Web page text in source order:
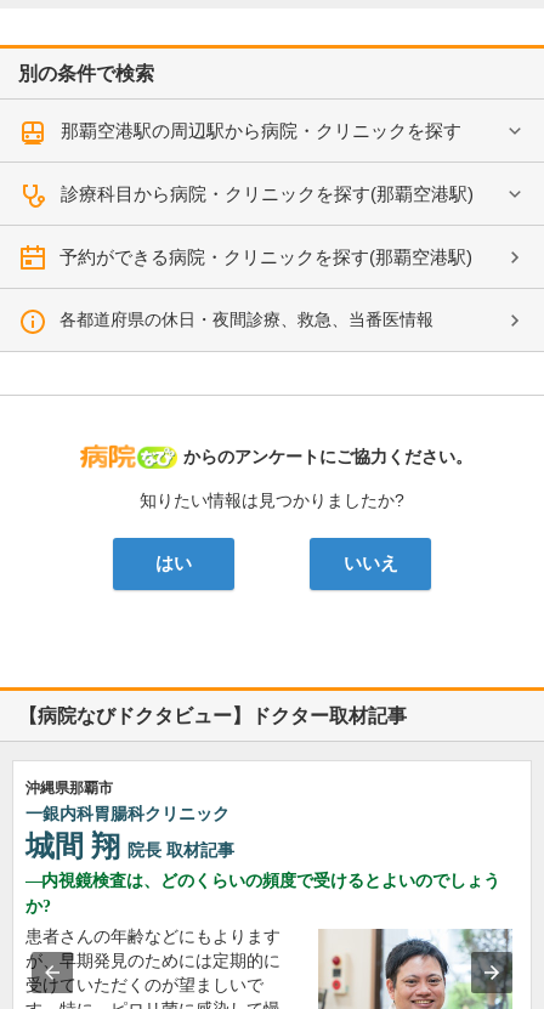
別の条件で検索
那覇空港駅の周辺駅から病院・クリニックを探す
診療科目から病院・クリニックを探す(那覇空港駅)
予約ができる病院・クリニックを探す(那覇空港駅)
各都道府県の休日・夜間診療、救急、当番医情報
病院なび
からのアンケートにご協力ください。
知りたい情報は見つかりましたか?
はい いいえ
【病院なびドクタビュー】ドクター取材記事
沖縄県那覇市
一銀内科胃腸科クリニック
城間 翔 院長 取材記事
内視鏡検査は、どのくらいの頻度で受けるとよいのでしょう
か?
患者さんの年齢などにもよります
が、早期発見のためには定期的に
受けていただくのが望ましいで